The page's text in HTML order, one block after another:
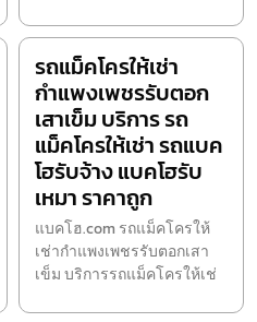
รถแม็คโครให้เช่า
กำแพงเพชรรับตอก
เสาเข็ม บริการ รถ
แม็คโครให้เช่า รถแบค
โฮรับจ้าง แบคโฮรับ
เหมา ราคาถูก
แบคโฮ.com รถแม็คโครให้
เช่ากำแพงเพชรรับตอกเสา
เข็ม บริการรถแม็คโครให้เช่